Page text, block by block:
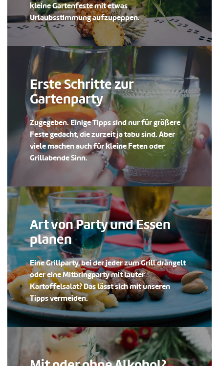
kleine Gartenfeste mit etwas
Urlaubsstimmung aufzupeppen.
Erste Schritte zur
Gartenparty
Zugegeben. Einige Tipps sind nur für größere
Feste gedacht, die zurzeit ja tabu sind. Aber
viele machen auch für kleine Feten oder
Grillabende Sinn.
Art von Party und Essen
planen
Eine Grillparty, bei der jeder zum Grill drängelt
oder eine Mitbringparty mit lauter
Kartoffelsalat? Das lässt sich mit unseren
Tipps vermeiden.